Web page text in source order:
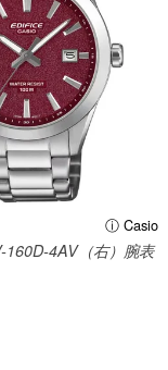
ⓘ Casio
4AV（右）腕表